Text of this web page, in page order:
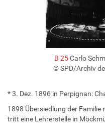
B 25Carlo
© SPD/Archiv
* 3. Dez. 1896 in Perpignan:
1898 Übersiedlung der
tritt eine Lehrerstelle in